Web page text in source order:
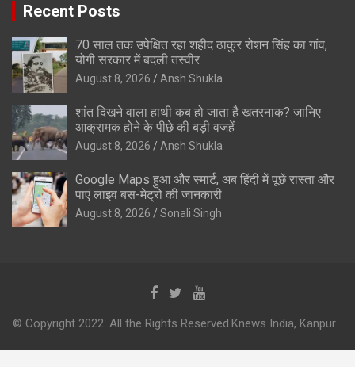
Recent Posts
70 साल तक उपेक्षित रहा शहीद ठाकुर रोशन सिंह का गांव,
योगी सरकार में बदली तस्वीर
August 8, 2026 Ansh Shukla
शांत दिखने वाला हाथी कब हो जाता है खतरनाक? जानिए
आक्रामक होने के पीछे की बड़ी वजहें
August 8, 2026 Ansh Shukla
Google Maps हुआ और स्मार्ट, अब हिंदी में पूछें रास्ता और
पाएं लाइव बस-मेट्रो की जानकारी
August 8, 2026 Sonali Singh
© Copyright 2022. All the Rights Reserved.Knews India, Kanpur